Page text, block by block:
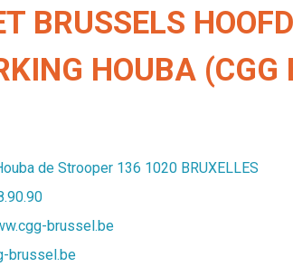
BRUSSELS
HOUBA (CGG
de Strooper 136 1020 BRUXELLES
brussel.be
brussel.be